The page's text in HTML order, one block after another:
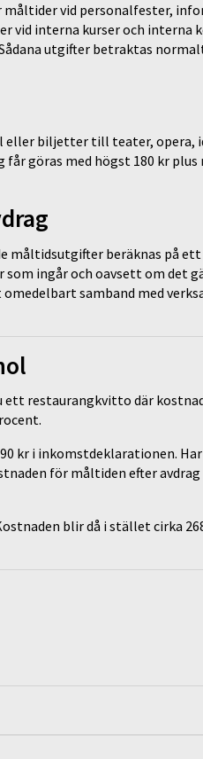
måltider vid personalfester,
vid interna kurser och interna
utgifter betraktas
eller biljetter till teater, opera,
göras med högst 180 kr
måltidsutgifter beräknas på
ingår och oavsett om det
samband med
ett restaurangkvitto där
kr i inkomstdeklarationen.
för måltiden efter
blir då i stället cirka